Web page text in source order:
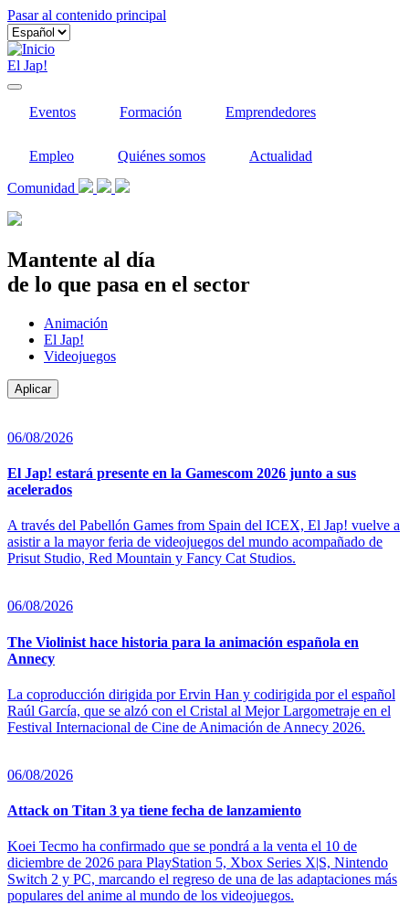
Pasar al contenido principal
El Jap!
Eventos Formación Emprendedores
Empleo Quiénes somos Actualidad
Comunidad
Mantente al día
de lo que pasa en el sector
Animación
El Jap!
Videojuegos
06/08/2026
El Jap! estará presente en la Gamescom 2026 junto a sus
acelerados
A través del Pabellón Games from Spain del ICEX, El Jap! vuelve a
asistir a la mayor feria de videojuegos del mundo acompañado de
Prisut Studio, Red Mountain y Fancy Cat Studios.
06/08/2026
The Violinist hace historia para la animación española en
Annecy
La coproducción dirigida por Ervin Han y codirigida por el español
Raúl García, que se alzó con el Cristal al Mejor Largometraje en el
Festival Internacional de Cine de Animación de Annecy 2026.
06/08/2026
Attack on Titan 3 ya tiene fecha de lanzamiento
Koei Tecmo ha confirmado que se pondrá a la venta el 10 de
diciembre de 2026 para PlayStation 5, Xbox Series X|S, Nintendo
Switch 2 y PC, marcando el regreso de una de las adaptaciones más
populares del anime al mundo de los videojuegos.